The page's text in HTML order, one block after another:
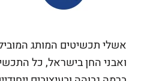
אשלי תכשיטים המותג
ואבני החן בישראל, כל